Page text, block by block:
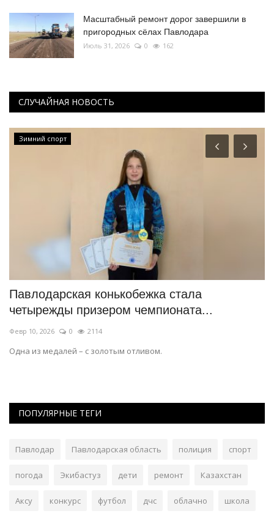
Масштабный ремонт дорог завершили в
пригородных сёлах Павлодара
Июль 31, 2026 0 162
СЛУЧАЙНАЯ НОВОСТЬ
Зимний спорт
Павлодарская конькобежка стала
четырежды призером чемпионата...
Февр 10, 2026 0 2114
Одна из медалей – с золотым отливом.
ПОПУЛЯРНЫЕ ТЕГИ
Павлодар Павлодарская область полиция спорт
погода Экибастуз дети ремонт Казахстан
Аксу конкурс футбол дчс облачно школа